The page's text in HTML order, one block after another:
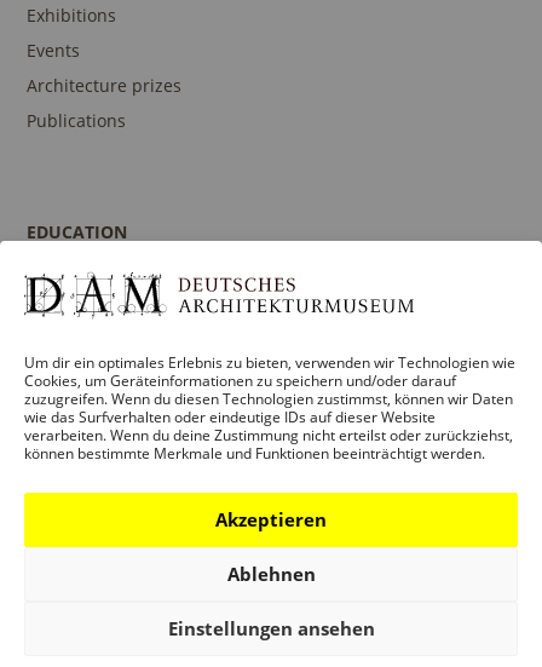
Um dir ein optimales Erlebnis zu bieten, verwenden wir Technologien wie
Cookies, um Geräteinformationen zu speichern und/oder darauf
zuzugreifen. Wenn du diesen Technologien zustimmst, können wir Daten
wie das Surfverhalten oder eindeutige IDs auf dieser Website
verarbeiten. Wenn du deine Zustimmung nicht erteilst oder zurückziehst,
können bestimmte Merkmale und Funktionen beeinträchtigt werden.
Akzeptieren
Ablehnen
Einstellungen ansehen
Exhibitions
Events
Architecture prizes
Publications
EDUCATION
Program
Guidances and Tours
Contact person